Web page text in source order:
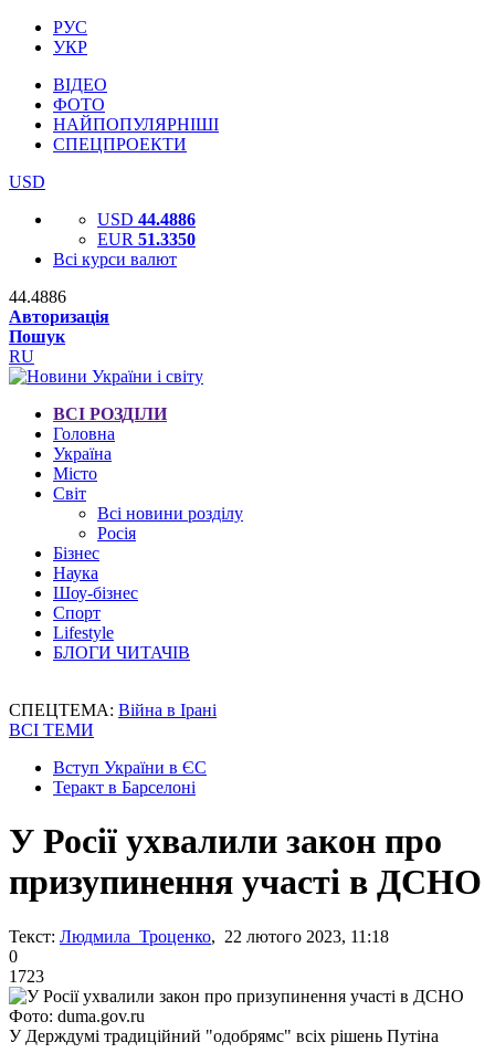
РУС
УКР
ВІДЕО
ФОТО
НАЙПОПУЛЯРНІШІ
СПЕЦПРОЕКТИ
USD
USD 44.4886
EUR 51.3350
Всі курси валют
44.4886
Авторизація
Пошук
RU
ВСІ РОЗДІЛИ
Головна
Україна
Місто
Світ
Всі новини розділу
Росія
Бізнес
Наука
Шоу-бізнес
Спорт
Lifestyle
БЛОГИ ЧИТАЧІВ
СПЕЦТЕМА: Війна в Ірані
ВСІ ТЕМИ
Вступ України в ЄС
Теракт в Барселоні
У Росії ухвалили закон про
призупинення участі в ДСНО
Текст: Людмила Троценко, 22 лютого 2023, 11:18
0
1723
Фото: duma.gov.ru
У Держдумі традиційний "одобрямс" всіх рішень Путіна